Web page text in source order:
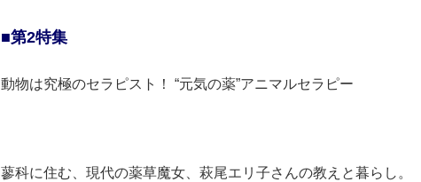
■第2特集
動物は究極のセラピスト！ “元気の薬”アニマルセラピー
蓼科に住む、現代の薬草魔女、萩尾エリ子さんの教えと暮らし。